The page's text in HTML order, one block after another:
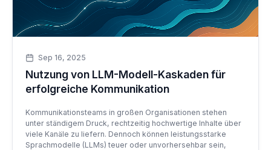
Sep 16, 2025
Nutzung von LLM-Modell-Kaskaden für
erfolgreiche Kommunikation
Kommunikationsteams in großen Organisationen stehen
unter ständigem Druck, rechtzeitig hochwertige Inhalte über
viele Kanäle zu liefern. Dennoch können leistungsstarke
Sprachmodelle (LLMs) teuer oder unvorhersehbar sein,